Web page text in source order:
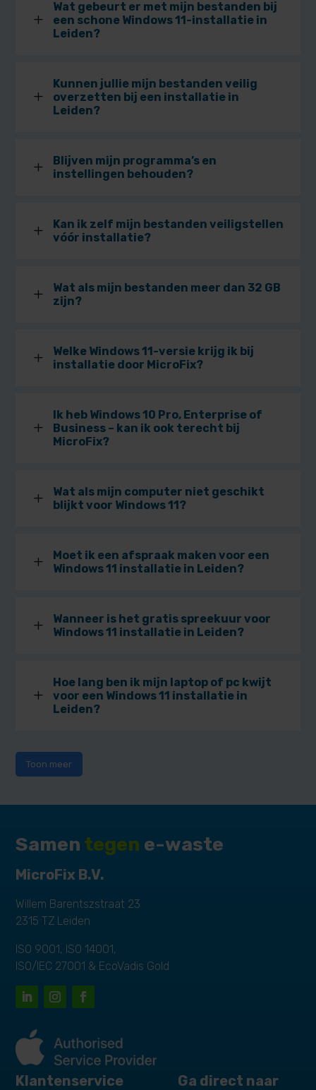
L
Wat gebeurt er met mijn bestanden bij
een schone Windows 11-installatie in
Leiden?
L
Kunnen jullie mijn bestanden veilig
overzetten bij een installatie in
Leiden?
L
Blijven mijn programma’s en
instellingen behouden?
L
Kan ik zelf mijn bestanden veiligstellen
vóór installatie?
L
Wat als mijn bestanden meer dan 32 GB
zijn?
L
Welke Windows 11-versie krijg ik bij
installatie door MicroFix?
L
Ik heb Windows 10 Pro, Enterprise of
Business – kan ik ook terecht bij
MicroFix?
L
Wat als mijn computer niet geschikt
blijkt voor Windows 11?
L
Moet ik een afspraak maken voor een
Windows 11 installatie in Leiden?
L
Wanneer is het gratis spreekuur voor
Windows 11 installatie in Leiden?
L
Hoe lang ben ik mijn laptop of pc kwijt
voor een Windows 11 installatie in
Leiden?
Toon meer
Samen tegen e-waste
MicroFix B.V.
Willem Barentszstraat 23
2315 TZ Leiden
ISO 9001, ISO 14001,
ISO/IEC 27001 & EcoVadis Gold
Klantenservice Ga direct naar